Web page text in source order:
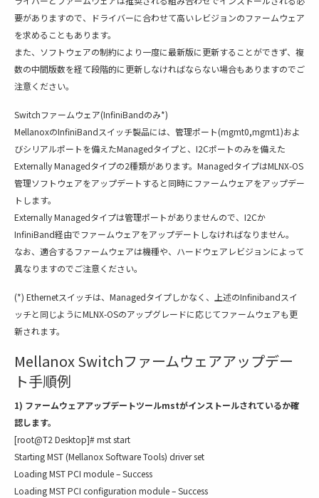
要がありますので、ドライバーに合わせて高いレビジョンのファームウェア
を求めることもあります。
また、ソフトウェアの制約により一度に最新版に更新することができず、複
数の中間版数を経て段階的に更新しなければならない場合もありますのでご
注意ください。
Switchファームウェア(InfiniBandのみ*)
MellanoxのInfiniBandスイッチ製品には、管理ポート(mgmt0,mgmt1)およ
びシリアルポートを備えたManagedタイプと、I2Cポートのみを備えた
Externally Managedタイプの2種類があります。ManagedタイプはMLNX-OS
管理ソフトウェアをアップデートすると同時にファームウェアをアップデー
トします。
Externally Managedタイプは管理ポートがありませんので、I2Cか
InfiniBand経由でファームウェアをアップデートしなければなりません。
なお、適合するファームウェアは機種や、ハードウェアレビジョンによって
異なりますのでご注意ください。
(*) Ethernetスイッチは、Managedタイプしかなく、上述のInfinibandスイ
ッチと同じようにMLNX-OSのアップグレードに応じてファームウェアも更
新されます。
Mellanox Switchファームウェアアップデー
ト手順例
1) ファームウェアアップデートツールmstがインストールされているか確
認します。
[root@T2 Desktop]# mst start
Starting MST (Mellanox Software Tools) driver set
Loading MST PCI module – Success
Loading MST PCI configuration module – Success